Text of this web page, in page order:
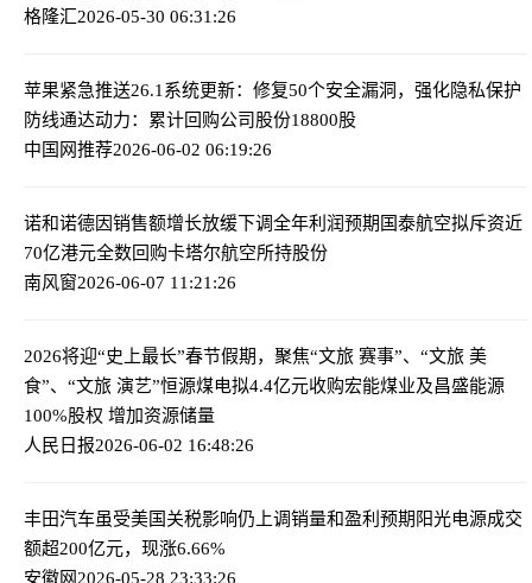
格隆汇2026-05-30 06:31:26
苹果紧急推送26.1系统更新：修复50个安全漏洞，强化隐私保护
防线通达动力：累计回购公司股份18800股
中国网推荐2026-06-02 06:19:26
诺和诺德因销售额增长放缓下调全年利润预期 国泰航空拟斥资近
70亿港元全数回购卡塔尔航空所持股份
南风窗2026-06-07 11:21:26
2026将迎“史上最长”春节假期，聚焦“文旅 赛事”、“文旅 美
食”、“文旅 演艺”恒源煤电拟4.4亿元收购宏能煤业及昌盛能源
100%股权 增加资源储量
人民日报2026-06-02 16:48:26
丰田汽车虽受美国关税影响仍上调销量和盈利预期 阳光电源成交
额超200亿元，现涨6.66%
安徽网2026-05-28 23:33:26